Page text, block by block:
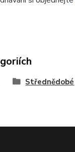
Střednědobé